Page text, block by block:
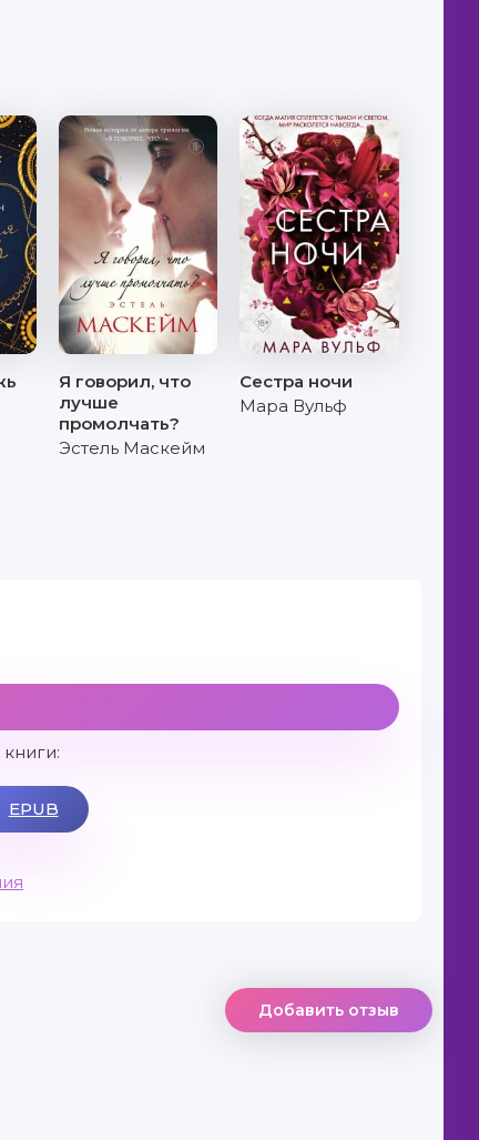
Я говорил, что
лучше
промолчать?
Эстель Маскейм
Сестра ночи
Мара Вульф
EPUB
Добавить отзыв